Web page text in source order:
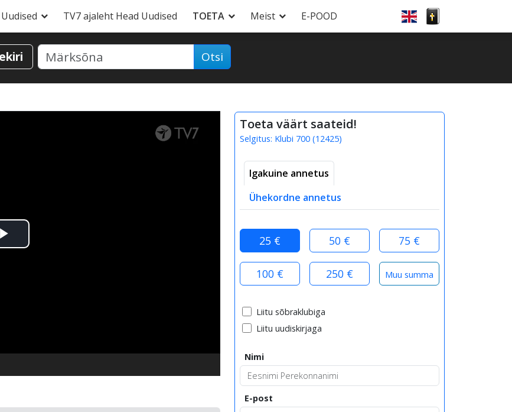
Uudised TV7 ajaleht Head Uudised TOETA Meist E-POOD
Otsi
Esita
Toeta väärt saateid!
Selgitus: Klubi 700 (12425)
Igakuine annetus
Ühekordne annetus
25 € 50 € 75 €
100 € 250 €
Liitu sõbraklubiga
Liitu uudiskirjaga
Nimi
E-post